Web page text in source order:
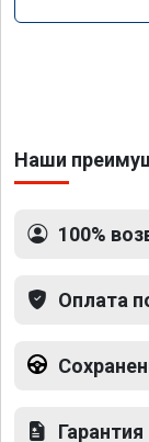
Наши
100%
Оплата
Гарантия